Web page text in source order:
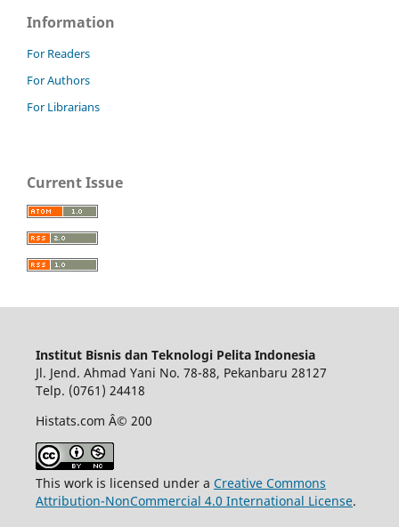
Information
For Readers
For Authors
For Librarians
Current Issue
Institut Bisnis dan Teknologi Pelita Indonesia
Jl. Jend. Ahmad Yani No. 78-88, Pekanbaru 28127
Telp. (0761) 24418
Histats.com Â© 200
This work is licensed under a Creative Commons
Attribution-NonCommercial 4.0 International License.